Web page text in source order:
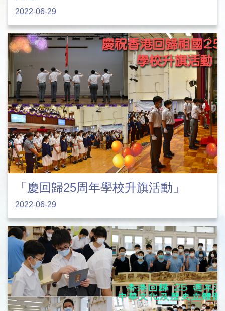
2022-06-29
「慶回歸25周年學校升旗活動」
2022-06-29